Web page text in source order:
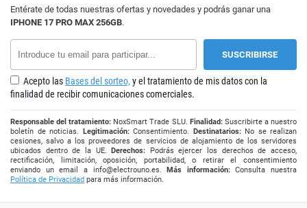
Entérate de todas nuestras ofertas y novedades y podrás ganar una
IPHONE 17 PRO MAX 256GB.
Acepto las Bases del sorteo, y el tratamiento de mis datos con la
finalidad de recibir comunicaciones comerciales.
Responsable del tratamiento: NoxSmart Trade SLU. Finalidad:Suscribirte a nuestro
boletín de noticias. Legitimación:Consentimiento. Destinatarios:No se realizan
cesiones, salvo a los proveedores de servicios de alojamiento de los servidores
ubicados dentro de la UE.Derechos: Podrás ejercer los derechos de acceso,
rectificación, limitación, oposición, portabilidad, o retirar el consentimiento
enviando un email a info@electrouno.es.Más información:Consulta nuestra
Política de Privacidad para más información.